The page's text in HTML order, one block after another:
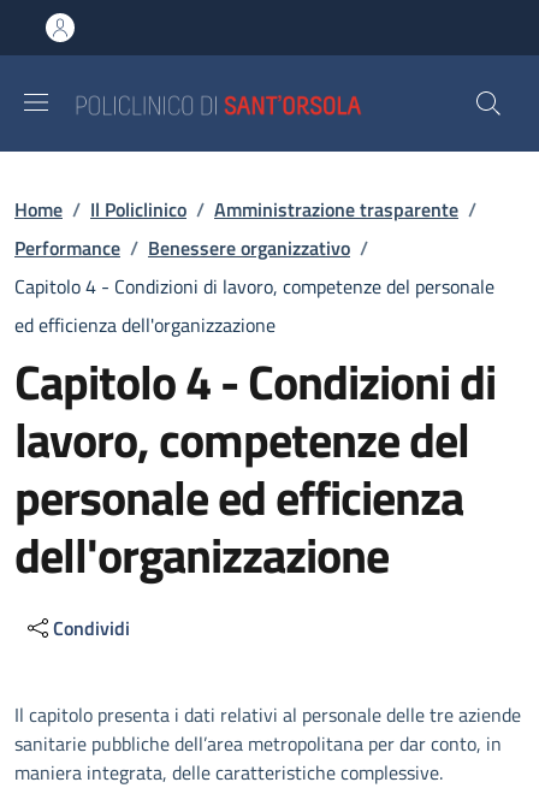
al contenuto principale
to footer content
Briciole di pane
Home / Il Policlinico / Amministrazione trasparente /
Performance / Benessere organizzativo /
Capitolo 4 - Condizioni di lavoro, competenze del personale
ed efficienza dell'organizzazione
Capitolo 4 - Condizioni di
lavoro, competenze del
personale ed efficienza
dell'organizzazione
Condividi
Descrizione
Il capitolo presenta i dati relativi al personale delle tre aziende
sanitarie pubbliche dell’area metropolitana per dar conto, in
maniera integrata, delle caratteristiche complessive.